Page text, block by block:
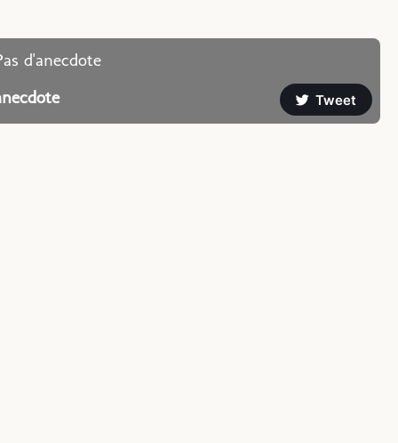
d'anecdote
Tweet